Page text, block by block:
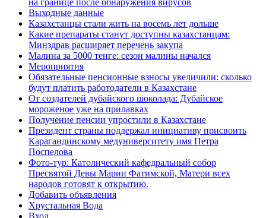
на границе после обнаружения вирусов
Выходные данные
Казахстанцы стали жить на восемь лет дольше
Какие препараты станут доступны казахстанцам:
Минздрав расширяет перечень закупа
Малина за 5000 тенге: сезон малины начался
Мероприятия
Обязательные пенсионные взносы увеличили: сколько
будут платить работодатели в Казахстане
От создателей дубайского шоколада: Дубайское
мороженое уже на прилавках
Получение пенсии упростили в Казахстане
Президент страны поддержал инициативу присвоить
Карагандинскому медуниверситету имя Петра
Поспелова
Фото-тур: Католический кафедральный собор
Пресвятой Девы Марии Фатимской, Матери всех
народов готовят к открытию.
Добавить объявления
Хрустальная Вода